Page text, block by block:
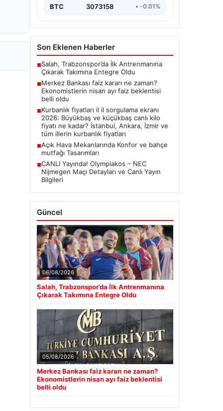
BTC 3073158 • -0.01%
Son Eklenen Haberler
■Salah, Trabzonspor’da İlk Antrenmanına
Çıkarak Takımına Entegre Oldu
■Merkez Bankası faiz kararı ne zaman?
Ekonomistlerin nisan ayı faiz beklentisi
belli oldu
■Kurbanlık fiyatları il il sorgulama ekranı
2026: Büyükbaş ve küçükbaş canlı kilo
fiyatı ne kadar? İstanbul, Ankara, İzmir ve
tüm illerin kurbanlık fiyatları
■Açık Hava Mekanlarında Konfor ve bahçe
mutfağı Tasarımları
■CANLI Yayında! Olympiakos – NEC
Nijmegen Maçı Detayları ve Canlı Yayın
Bilgileri
Güncel
06/08/2026
Salah, Trabzonspor’da İlk Antrenmanına
Çıkarak Takımına Entegre Oldu
05/08/2026
Merkez Bankası faiz kararı ne zaman?
Ekonomistlerin nisan ayı faiz beklentisi
belli oldu